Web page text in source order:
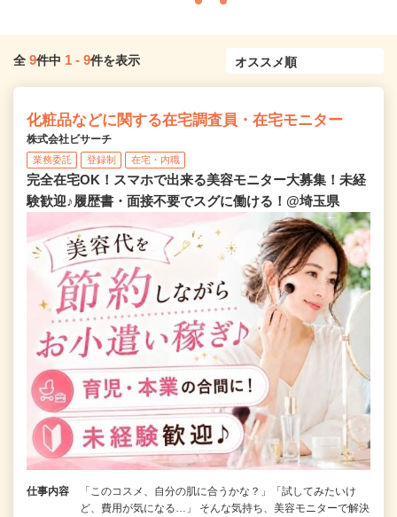
全 9件中 1 - 9件を表示
化粧品などに関する在宅調査員・在宅モニター
株式会社ビサーチ
業務委託 登録制 在宅・内職
完全在宅OK！スマホで出来る美容モニター大募集！未経
験歓迎♪履歴書・面接不要でスグに働ける！@埼玉県
仕事内容
「このコスメ、自分の肌に合うかな？」「試してみたいけ
ど、費用が気になる…」 そんな気持ち、美容モニターで解決